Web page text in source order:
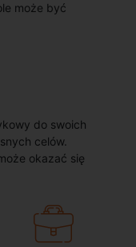
może być
do swoich
celów.
okazać się